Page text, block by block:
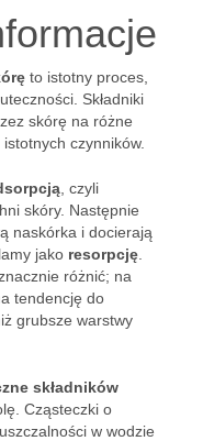
to istotny proces,
Składniki
skórę na różne
czynników.
, czyli
skóry. Następnie
naskórka i docierają
jako resorpcję
różnić; na
tendencję do
grubsze warstwy
składników
Cząsteczki o
w wodzie